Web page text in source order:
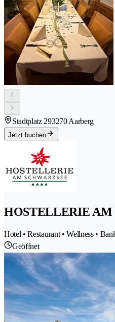
Stadtplatz 293270 Aarberg
Jetzt buchen
HOSTELLERIE AM
Hotel • Restaurant • Wellness •
Geöffnet